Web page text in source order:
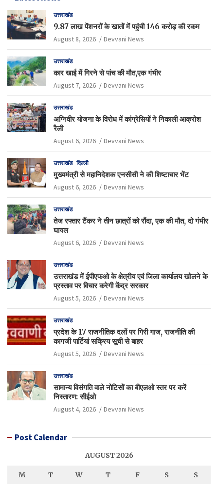
उत्तराखंड
9.87 लाख पेंशनरों के खातों में पहुंची 146 करोड़ की रकम
August 8, 2026 Devvani News
उत्तराखंड
कार खाई में गिरने से पांच की मौत,एक गंभीर
August 7, 2026 Devvani News
उत्तराखंड
अग्निवीर योजना के विरोध में कांग्रेसियों ने निकाली आक्रोश
रैली
August 6, 2026 Devvani News
उत्तराखंड दिल्ली
मुख्यमंत्री से महानिदेशक एनसीसी ने की शिष्टाचार भेंट
August 6, 2026 Devvani News
उत्तराखंड
तेज रफ्तार टैंकर ने तीन छात्रों को रौंदा, एक की मौत, दो गंभीर
घायल
August 6, 2026 Devvani News
उत्तराखंड
उत्तराखंड में ईपीएफओ के क्षेत्रीय एवं जिला कार्यालय खोलने के
प्रस्ताव पर विचार करेगी केंद्र सरकार
August 5, 2026 Devvani News
उत्तराखंड
प्रदेश के 17 राजनीतिक दलों पर गिरी गाज, राजनीति की
कागजी पार्टियां सक्रिय सूची से बाहर
August 5, 2026 Devvani News
उत्तराखंड
सामान्य विसंगति वाले नोटिसों का बीएलओ स्तर पर करें
निस्तारण: सीईओ
August 4, 2026 Devvani News
Post Calendar
AUGUST 2026
M T W T F S S